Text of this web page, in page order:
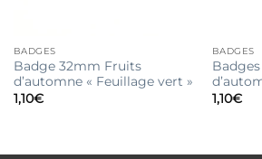
BADGES
Badge 32mm Fruits
d’automne « Feuillage vert »
1,10€
BADGES
1,10€